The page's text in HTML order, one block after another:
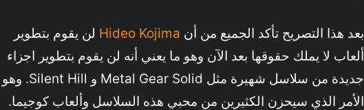
بعد هذا التصريح تأكد الجميع من أن Hideo Kojima لن يقوم بتطوير
ألعاب لا يملك حقوقها بعد الآن وهو ما يعني أنه لن يقوم بتطوير اجزاء
جديدة من سلاسل شهيرة مثل Metal Gear Solid و Silent Hill. وهو
الأمر الذي سيحزن الكثيرين من محبي هذه السلاسل وألعاب كوجيما.